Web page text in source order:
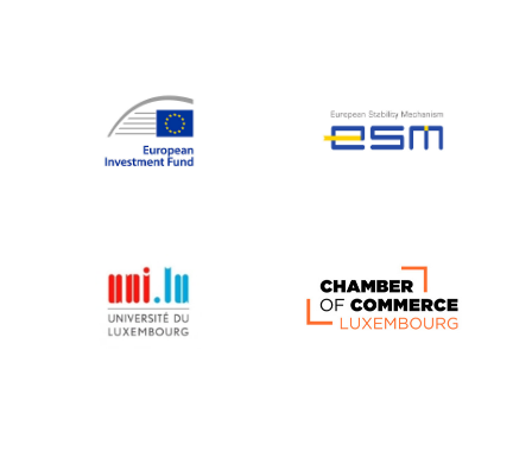
Klaus-Heiner Lehne
Koen LENAERTS
Lars Heikensten
Lucas Papademos
Máire Geoghegan-Quinn